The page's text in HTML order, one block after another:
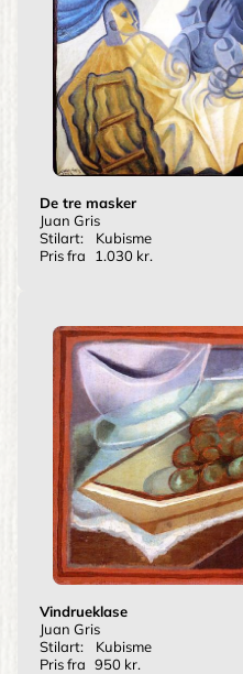
De tre masker
Juan Gris
Stilart:
Kubisme
Pris fra
1.030 kr.
Vindrueklase
Juan Gris
Stilart:
Kubisme
Pris fra 950 kr.